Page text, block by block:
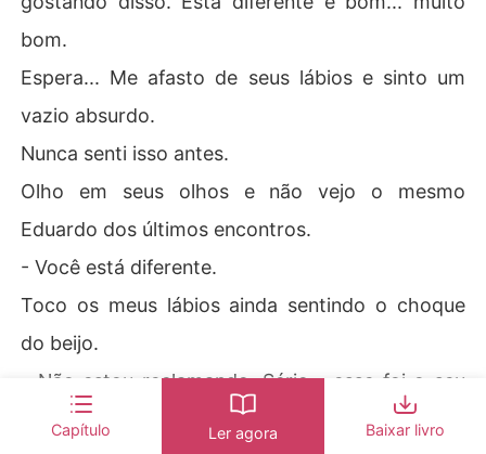
bom.
Espera... Me afasto de seus lábios e sinto um
vazio absurdo.
Nunca senti isso antes.
Olho em seus olhos e não vejo o mesmo
Eduardo dos últimos encontros.
- Você está diferente.
Toco os meus lábios ainda sentindo o choque
do beijo.
- Não estou reclamando. Sério... esse foi o seu
melhor beijo.
Capítulo Ler agora Baixar livro